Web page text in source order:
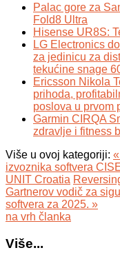
Palac gore za
Fold8 Ultra
Hisense UR8S:
LG Electronics
za jedinicu za
tekućine snage
Ericsson Nikola
prihoda,
poslova u prvom
Garmin CIRQA
zdravlje i fitness
Više u ovoj kategoriji:
izvoznika softvera
UNIT Croatia
Gartnerov vodič za
softvera za 2025. »
na vrh članka
Više...